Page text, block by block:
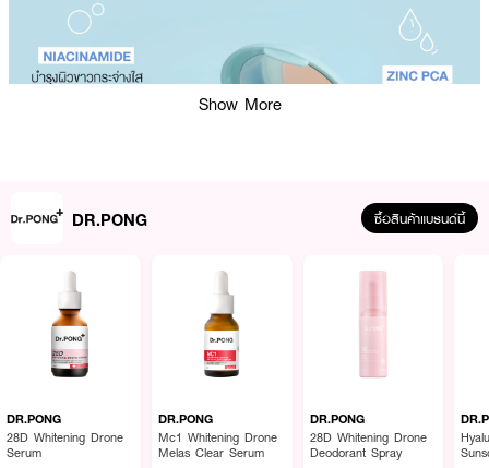
ผลลัพธ์ที่ได้ :
แป้งไม่ผสมรองพื้น สูตรสำหรับคนเป็นสิว เนื้อนุ่มฟู บางเบา ปกปิดทุกจุด คุม
Show More
DR.PONG ซื้อสินค้าแบรนด์นี้
DR.PONG
28D Whitening Drone
Serum
DR.PONG
Mc1 Whitening Drone
Melas Clear Serum
DR.PONG
28D Whitening Drone
Deodorant Spray